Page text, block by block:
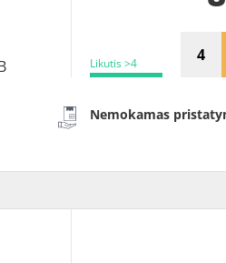
Likutis >4
Nemokamas